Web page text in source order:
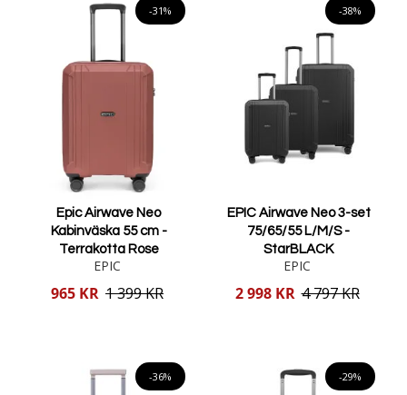
både affärsresor och semester.
Att resa med en kabinväska innebär att du kan undvika besväret
med incheckning och istället njuta av en snabbare och smidigare
resa. Våra kabinväskor är designade för att vara både praktiska
och stilfulla, vilket gör dem till det perfekta valet för smidiga och
bekväma resor. Upptäck vårt utbud och hitta den perfekta väskan
-31%
Epic Airwave Neo
Kabinväska 55 cm -
Terrakotta Rose
EPIC
Reducerat
965 KR 1 399 KR
-38%
EPIC Airwave Neo 3-set
75/65/55 L/M/S -
StarBLACK
EPIC
Reducerat
2 998 KR 4 797 KR
-36% -29%